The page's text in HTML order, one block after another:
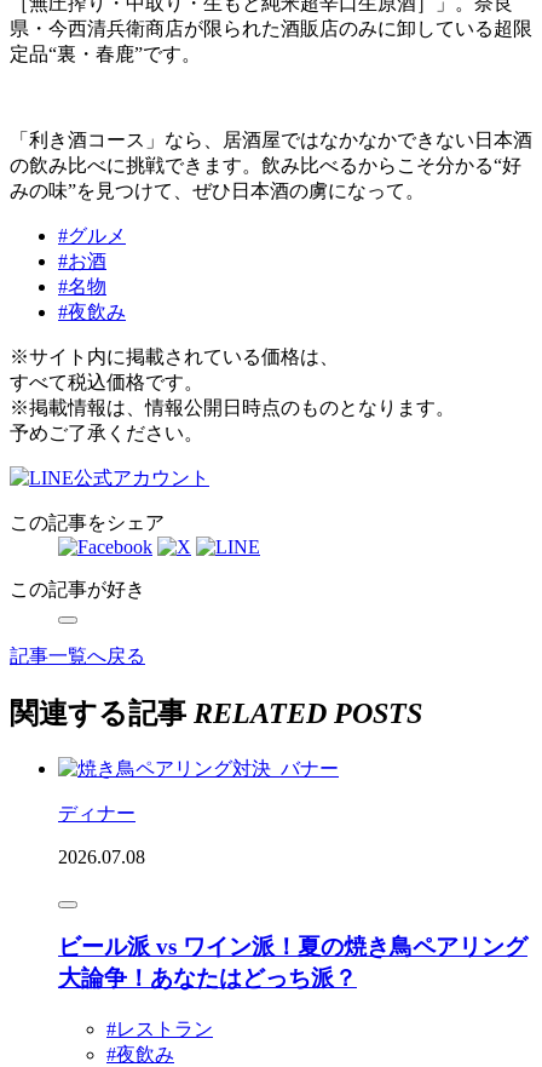
県・今西清兵衛商店が限られた酒販店のみに卸している超限
定品“裏・春鹿”です。
「利き酒コース」なら、居酒屋ではなかなかできない日本酒
の飲み比べに挑戦できます。飲み比べるからこそ分かる“好
みの味”を見つけて、ぜひ日本酒の虜になって。
#グルメ
#お酒
#名物
#夜飲み
※サイト内に掲載されている価格は、
すべて税込価格です。
※掲載情報は、情報公開日時点のものとなります。
予めご了承ください。
この記事をシェア
この記事が好き
記事一覧へ戻る
関連する記事 RELATED POSTS
ディナー
2026.07.08
ビール派 vs ワイン派！夏の焼き鳥ペアリング
大論争！あなたはどっち派？
#レストラン
#夜飲み